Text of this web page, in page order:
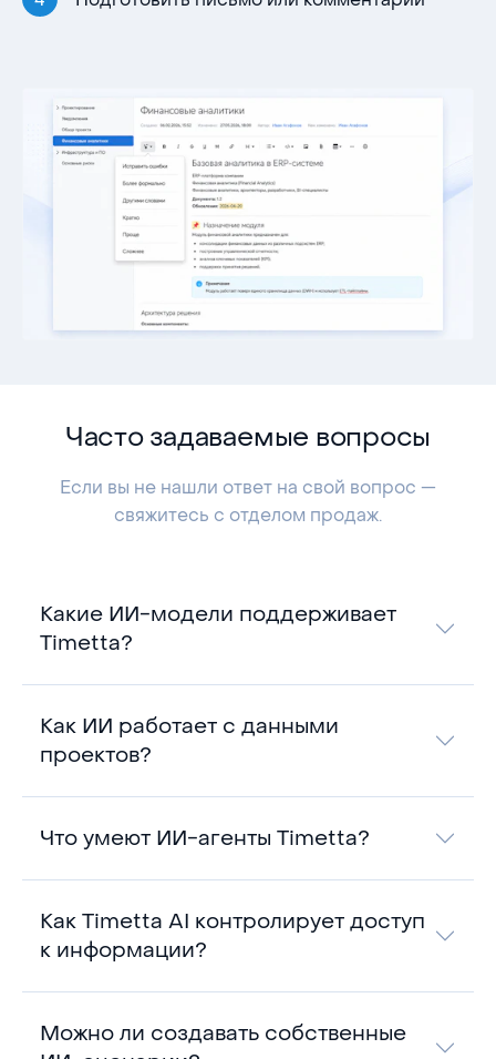
Часто задаваемые вопросы
Если вы не нашли ответ на свой вопрос —
свяжитесь с отделом продаж.
Какие ИИ-модели поддерживает
Timetta?
Как ИИ работает с данными
проектов?
Что умеют ИИ-агенты Timetta?
Как Timetta AI контролирует доступ
к информации?
Можно ли создавать собственные